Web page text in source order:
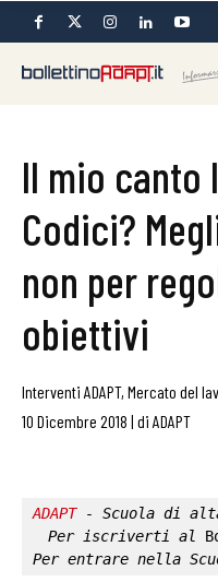
Il mio canto
Codici?
non per
obiettivi
Interventi ADAPT, Mercato del
10 Dicembre 2018 | di ADAPT
ADAPT - Scuola di
Per iscriverti al
Per entrare nella